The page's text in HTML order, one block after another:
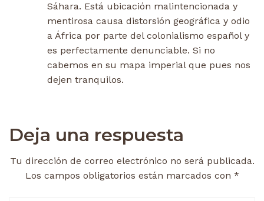
Sáhara. Está ubicación malintencionada y
mentirosa causa distorsión geográfica y odio
a África por parte del colonialismo español y
es perfectamente denunciable. Si no
cabemos en su mapa imperial que pues nos
dejen tranquilos.
Deja una respuesta
Tu dirección de correo electrónico no será publicada.
Los campos obligatorios están marcados con *